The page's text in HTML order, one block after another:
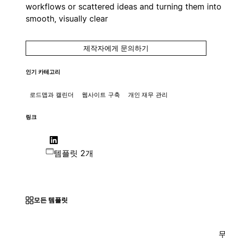
workflows or scattered ideas and turning them into
smooth, visually clear
제작자에게 문의하기
인기 카테고리
로드맵과 캘린더 웹사이트 구축 개인 재무 관리
링크
템플릿 2개
모든 템플릿